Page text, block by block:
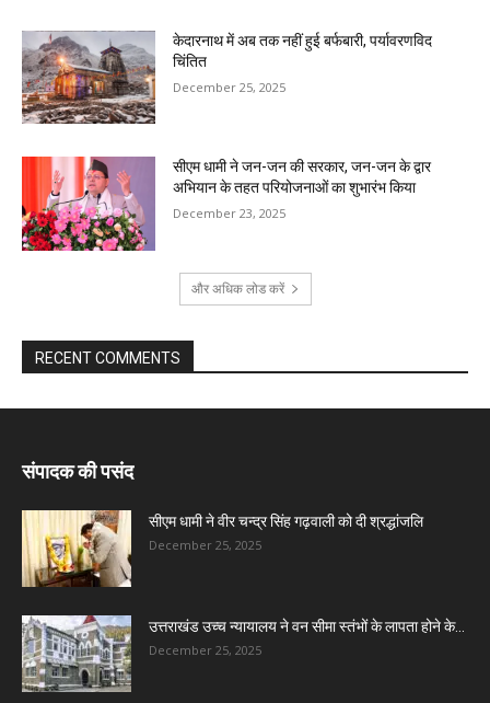
केदारनाथ में अब तक नहीं हुई बर्फबारी, पर्यावरणविद
चिंतित
December 25, 2025
सीएम धामी ने जन-जन की सरकार, जन-जन के द्वार
अभियान के तहत परियोजनाओं का शुभारंभ किया
December 23, 2025
और अधिक लोड करें
RECENT COMMENTS
संपादक की पसंद
सीएम धामी ने वीर चन्द्र सिंह गढ़वाली को दी श्रद्धांजलि
December 25, 2025
उत्तराखंड उच्च न्यायालय ने वन सीमा स्तंभों के लापता होने के...
December 25, 2025